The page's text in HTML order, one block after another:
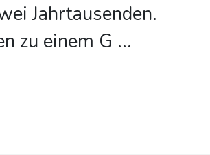
Jahrtausenden.
zu einem G ...